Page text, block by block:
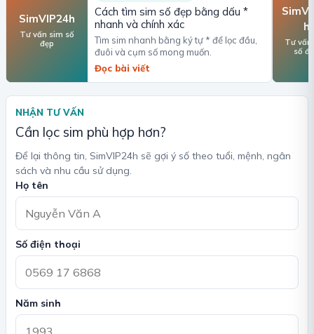
SimVIP24h
Tư vấn sim số
đẹp
Cách tìm sim số đẹp bằng dấu *
nhanh và chính xác
Tìm sim nhanh bằng ký tự * để lọc đầu,
đuôi và cụm số mong muốn.
Đọc bài viết
h
Tư vấn
số
NHẬN TƯ VẤN
Cần lọc sim phù hợp hơn?
Để lại thông tin, SimVIP24h sẽ gợi ý số theo tuổi, mệnh, ngân
sách và nhu cầu sử dụng.
Họ tên
Số điện thoại
Năm sinh